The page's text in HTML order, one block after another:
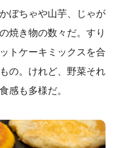
ぼちゃや山芋、じゃが
焼き物の数々だ。すり
トケーキミックスを合
の。けれど、野菜それ
感も多様だ。